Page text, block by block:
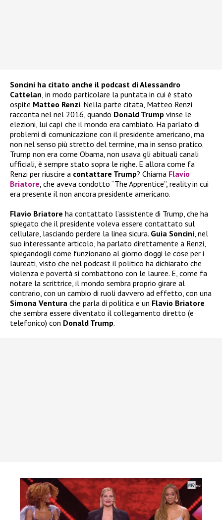
Soncini ha citato anche il podcast di Alessandro
Cattelan, in modo particolare la puntata in cui è stato
ospite Matteo Renzi. Nella parte citata, Matteo Renzi
racconta nel nel 2016, quando Donald Trump vinse le
elezioni, lui capì che il mondo era cambiato. Ha parlato di
problemi di comunicazione con il presidente americano, ma
non nel senso più stretto del termine, ma in senso pratico.
Trump non era come Obama, non usava gli abituali canali
ufficiali, è sempre stato sopra le righe. E allora come fa
Renzi per riuscire a contattare Trump? Chiama Flavio
Briatore, che aveva condotto “The Apprentice”, reality in cui
era presente il non ancora presidente americano.
Flavio Briatore ha contattato l’assistente di Trump, che ha
spiegato che il presidente voleva essere contattato sul
cellulare, lasciando perdere la linea sicura. Guia Soncini, nel
suo interessante articolo, ha parlato direttamente a Renzi,
spiegandogli come funzionano al giorno d’oggi le cose per i
laureati, visto che nel podcast il politico ha dichiarato che
violenza e povertà si combattono con le lauree. E, come fa
notare la scrittrice, il mondo sembra proprio girare al
contrario, con un cambio di ruoli davvero ad effetto, con una
Simona Ventura che parla di politica e un Flavio Briatore
che sembra essere diventato il collegamento diretto (e
telefonico) con Donald Trump.